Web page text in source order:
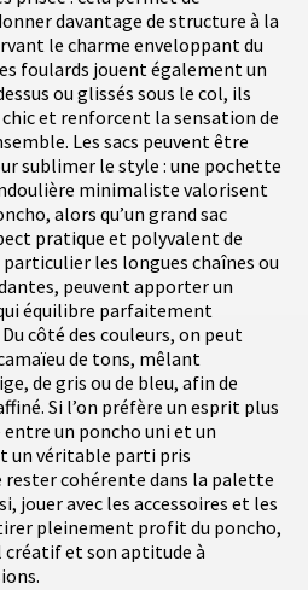
davantage de structure à la
le charme enveloppant du
foulards jouent également un
ou glissés sous le col, ils
et renforcent la sensation de
Les sacs peuvent être
sublimer le style : une pochette
minimaliste valorisent
alors qu’un grand sac
pratique et polyvalent de
les longues chaînes ou
peuvent apporter un
équilibre parfaitement
côté des couleurs, on peut
de tons, mêlant
de gris ou de bleu, afin de
Si l’on préfère un esprit plus
un poncho uni et un
un véritable parti pris
cohérente dans la palette
jouer avec les accessoires et les
pleinement profit du poncho,
et son aptitude à